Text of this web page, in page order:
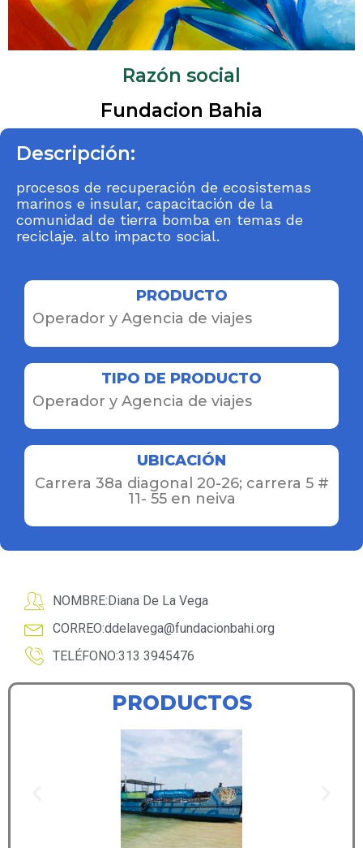
Razón social
Fundacion Bahia
Descripción:
procesos de recuperación de ecosistemas
marinos e insular, capacitación de la
comunidad de tierra bomba en temas de
reciclaje. alto impacto social.
PRODUCTO
Operador y Agencia de viajes
TIPO DE PRODUCTO
Operador y Agencia de viajes
UBICACIÓN
Carrera 38a diagonal 20-26; carrera 5 #
11- 55 en neiva
NOMBRE:Diana De La Vega
CORREO:ddelavega@fundacionbahi.org
TELÉFONO:313 3945476
PRODUCTOS